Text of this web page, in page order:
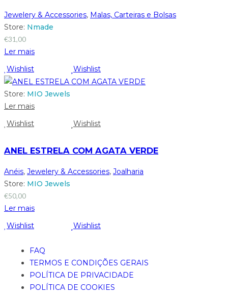
Jewelery & Accessories, Malas, Carteiras e Bolsas
Store: Nmade
€31,00
Ler mais
Wishlist
Wishlist
Store: MIO Jewels
Ler mais
Wishlist
Wishlist
ANEL ESTRELA COM AGATA VERDE
Anéis, Jewelery & Accessories, Joalharia
Store: MIO Jewels
€50,00
Ler mais
Wishlist
Wishlist
FAQ
TERMOS E CONDIÇÕES GERAIS
POLÍTICA DE PRIVACIDADE
POLÍTICA DE COOKIES